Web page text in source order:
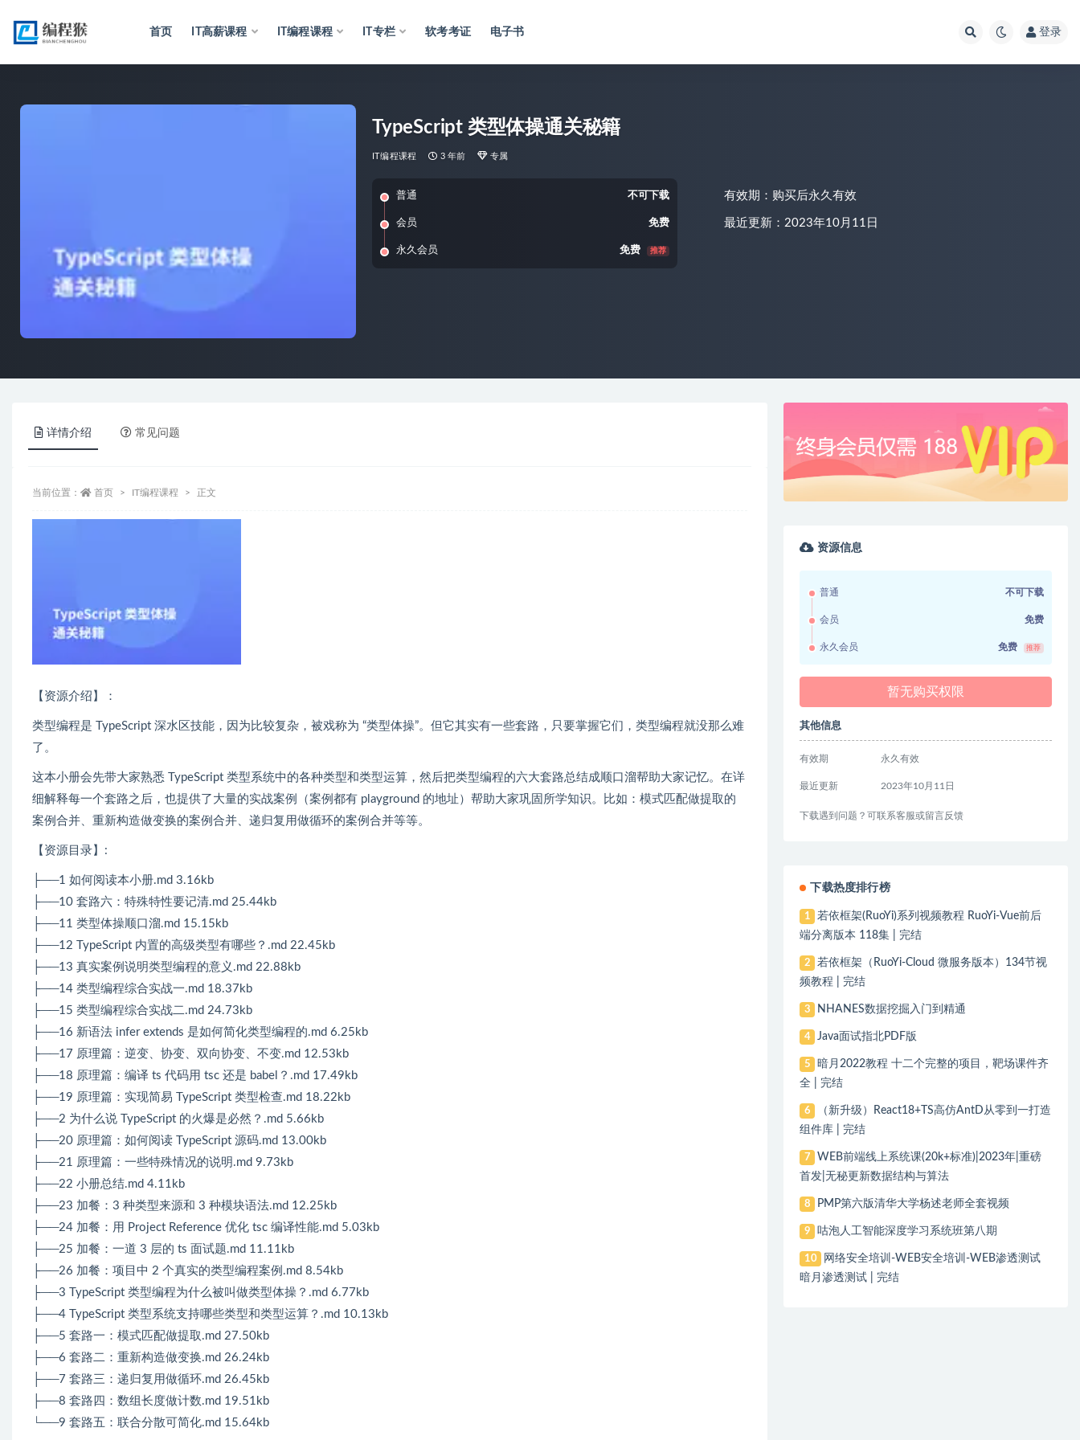
首页 IT高薪课程 IT编程课程 IT专栏 软考考证 电子书 登录
TypeScript 类型体操通关秘籍
IT编程课程 3 年前 专属
普通 不可下载
会员 免费
永久会员 免费 推荐
有效期：购买后永久有效
最近更新：2023年10月11日
详情介绍 常见问题
当前位置： 首页 IT编程课程 正文
【资源介绍】：
类型编程是 TypeScript 深水区技能，因为比较复杂，被戏称为 “类型体操”。但它其实有一些套路，只要掌握它们，类型编程就没那么难
了。
这本小册会先带大家熟悉 TypeScript 类型系统中的各种类型和类型运算，然后把类型编程的六大套路总结成顺口溜帮助大家记忆。在详
细解释每一个套路之后，也提供了大量的实战案例（案例都有 playground 的地址）帮助大家巩固所学知识。比如：模式匹配做提取的
案例合并、重新构造做变换的案例合并、递归复用做循环的案例合并等等。
【资源目录】:
├──1 如何阅读本小册.md 3.16kb
├──10 套路六：特殊特性要记清.md 25.44kb
├──11 类型体操顺口溜.md 15.15kb
├──12 TypeScript 内置的高级类型有哪些？.md 22.45kb
├──13 真实案例说明类型编程的意义.md 22.88kb
├──14 类型编程综合实战一.md 18.37kb
├──15 类型编程综合实战二.md 24.73kb
├──16 新语法 infer extends 是如何简化类型编程的.md 6.25kb
├──17 原理篇：逆变、协变、双向协变、不变.md 12.53kb
├──18 原理篇：编译 ts 代码用 tsc 还是 babel？.md 17.49kb
├──19 原理篇：实现简易 TypeScript 类型检查.md 18.22kb
├──2 为什么说 TypeScript 的火爆是必然？.md 5.66kb
├──20 原理篇：如何阅读 TypeScript 源码.md 13.00kb
├──21 原理篇：一些特殊情况的说明.md 9.73kb
├──22 小册总结.md 4.11kb
├──23 加餐：3 种类型来源和 3 种模块语法.md 12.25kb
├──24 加餐：用 Project Reference 优化 tsc 编译性能.md 5.03kb
├──25 加餐：一道 3 层的 ts 面试题.md 11.11kb
├──26 加餐：项目中 2 个真实的类型编程案例.md 8.54kb
├──3 TypeScript 类型编程为什么被叫做类型体操？.md 6.77kb
├──4 TypeScript 类型系统支持哪些类型和类型运算？.md 10.13kb
├──5 套路一：模式匹配做提取.md 27.50kb
├──6 套路二：重新构造做变换.md 26.24kb
├──7 套路三：递归复用做循环.md 26.45kb
├──8 套路四：数组长度做计数.md 19.51kb
└──9 套路五：联合分散可简化.md 15.64kb
资源信息
普通 不可下载
会员 免费
永久会员 免费 推荐
暂无购买权限
其他信息
有效期 永久有效
最近更新 2023年10月11日
下载遇到问题？可联系客服或留言反馈
下载热度排行榜
1
若依框架(RuoYi)系列视频教程 RuoYi-Vue前后
端分离版本 118集 | 完结
2
若依框架（RuoYi-Cloud 微服务版本）134节视
频教程 | 完结
3 NHANES数据挖掘入门到精通
4 Java面试指北PDF版
5
暗月2022教程 十二个完整的项目，靶场课件齐
全 | 完结
6
（新升级）React18+TS高仿AntD从零到一打造
组件库 | 完结
7
WEB前端线上系统课(20k+标准)|2023年|重磅
首发|无秘更新数据结构与算法
8 PMP第六版清华大学杨述老师全套视频
9 咕泡人工智能深度学习系统班第八期
10
网络安全培训-WEB安全培训-WEB渗透测试
暗月渗透测试 | 完结